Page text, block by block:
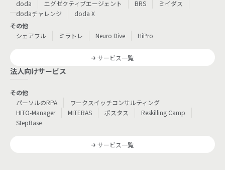
doda
エグゼクティブエージェント BRS
ミイダス
dodaチャレンジ
doda X
その他
シェアフル
ミラトレ Neuro Dive HiPro
サービス一覧
法人向けサービス
その他
パーソルのRPA
ワークスイッチコンサルティング
HITO-Manager
MITERAS ポスタス
Reskilling Camp
StepBase
サービス一覧